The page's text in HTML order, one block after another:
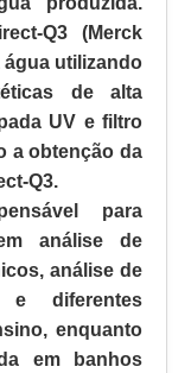
Q3 (Merck
água utilizando
de alta
UV e filtro
a obtenção da
Q3.
para
análise de
análise de
e diferentes
enquanto
em banhos